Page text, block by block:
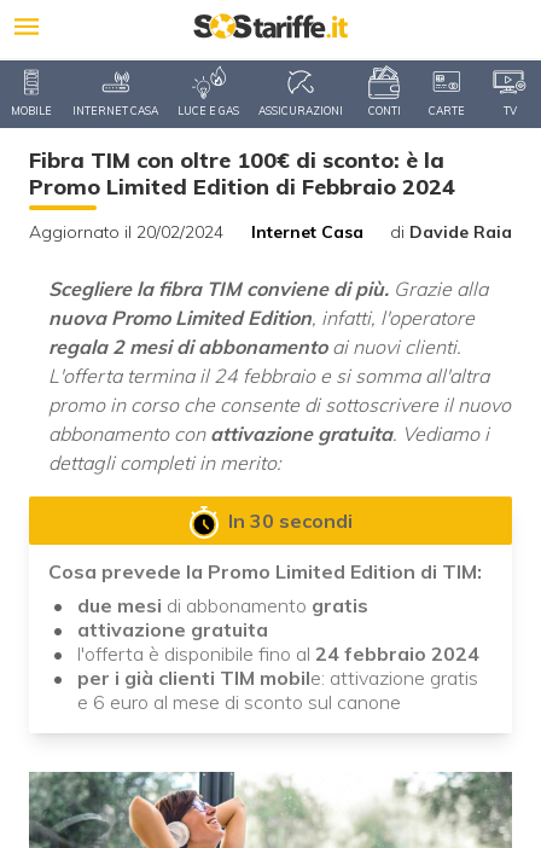
MOBILE INTERNET CASA LUCE E GAS ASSICURAZIONI CONTI CARTE TV
Fibra TIM con oltre 100€ di sconto: è la
Promo Limited Edition di Febbraio 2024
Aggiornato il 20/02/2024 Internet Casa di Davide Raia
Scegliere la fibra TIM conviene di più. Grazie alla
nuova Promo Limited Edition, infatti, l'operatore
regala 2 mesi di abbonamentoai nuovi clienti.
L'offerta termina il 24 febbraio e si somma all'altra
promo in corso che consente di sottoscrivere il nuovo
abbonamento con attivazione gratuita. Vediamo i
dettagli completi in merito:
In 30 secondi
Cosa prevede la Promo Limited Edition di TIM:
due mesi di abbonamento gratis
attivazione gratuita
l'offerta è disponibile fino al 24 febbraio 2024
per i già clienti TIM mobile: attivazione gratis
e 6 euro al mese di sconto sul canone